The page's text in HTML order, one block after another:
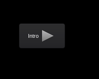
Intro